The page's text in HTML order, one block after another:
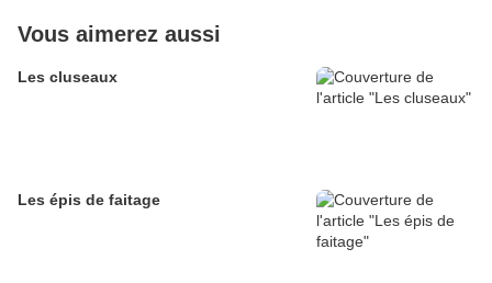
Vous aimerez aussi
Les cluseaux
Les épis de faitage